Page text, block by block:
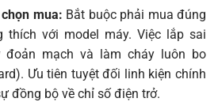
mua: Bắt buộc phải mua đúng
với model máy. Việc lắp sai
mạch và làm cháy luôn bo
Ưu tiên tuyệt đối linh kiện chính
đồng bộ về chỉ số điện trở.